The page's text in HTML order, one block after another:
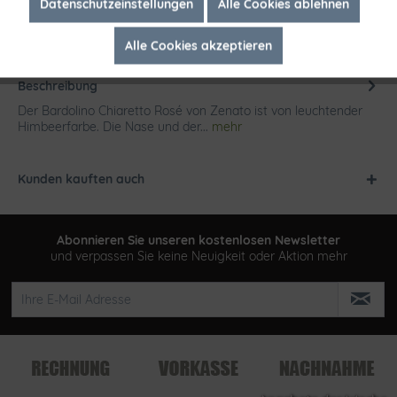
Beschreibung
Der Bardolino Chiaretto Rosé von Zenato ist von leuchtender
Himbeerfarbe. Die Nase und der... mehr
Kunden kauften auch
Abonnieren Sie unseren kostenlosen Newsletter
und verpassen Sie keine Neuigkeit oder Aktion mehr
Datenschutzeinstellungen Alle Cookies ablehnen
Alle Cookies akzeptieren